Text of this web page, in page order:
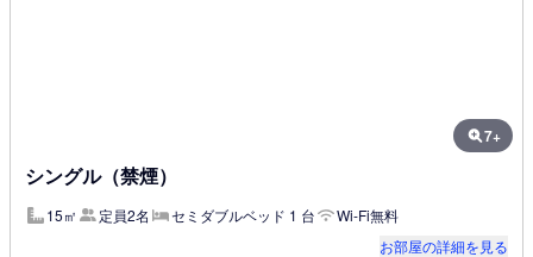
7+
シングル（禁煙）
15㎡ 定員2名 セミダブルベッド 1 台
Wi-Fi無料
お部屋の詳細を見る